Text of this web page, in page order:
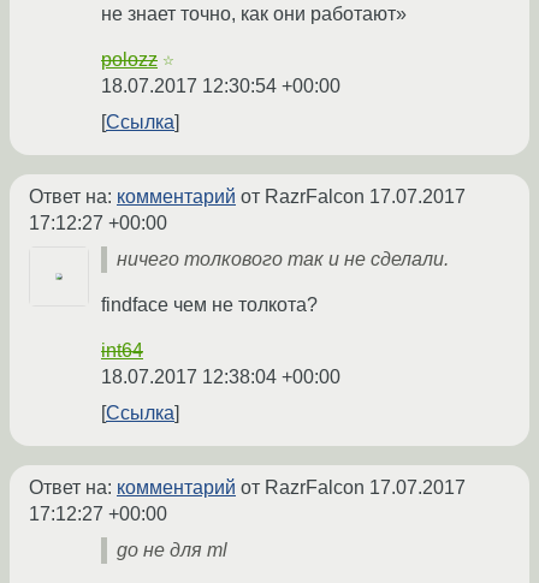
не знает точно, как они работают»
polozz ☆
18.07.2017 12:30:54 +00:00
Ссылка
Ответ на: комментарий от RazrFalcon 17.07.2017
17:12:27 +00:00
ничего толкового так и не сделали.
findface чем не толкота?
int64
18.07.2017 12:38:04 +00:00
Ссылка
Ответ на: комментарий от RazrFalcon 17.07.2017
17:12:27 +00:00
go не для ml